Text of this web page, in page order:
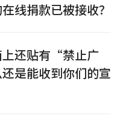
线捐款已被接收？
上还贴有“禁止广
是能收到你们的宣